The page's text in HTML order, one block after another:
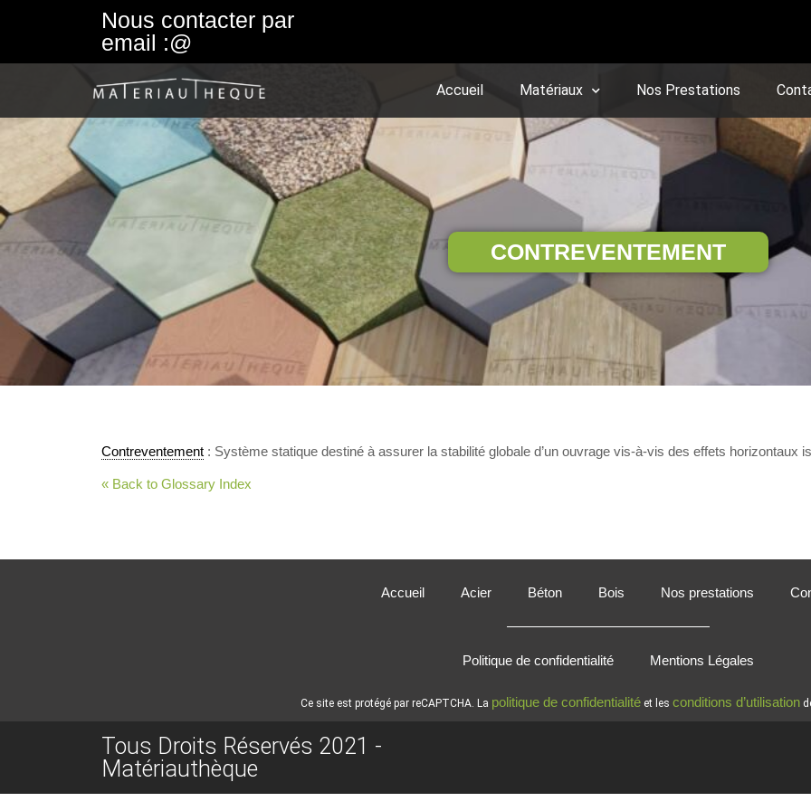
Nous contacter par
email :@
Accueil Matériaux Nos Prestations
CONTREVENTEMENT
Contreventement : Système statique destiné à assurer la stabilité globale d’un ouvrage vis-à-vis des effets horizontaux
« Back to Glossary Index
Accueil Acier Béton Bois Nos prestations
Politique de confidentialité Mentions Légales
Ce site est protégé par reCAPTCHA. La politique de confidentialité et les conditions d’utilisation
Tous Droits Réservés 2021 -
Matériauthèque